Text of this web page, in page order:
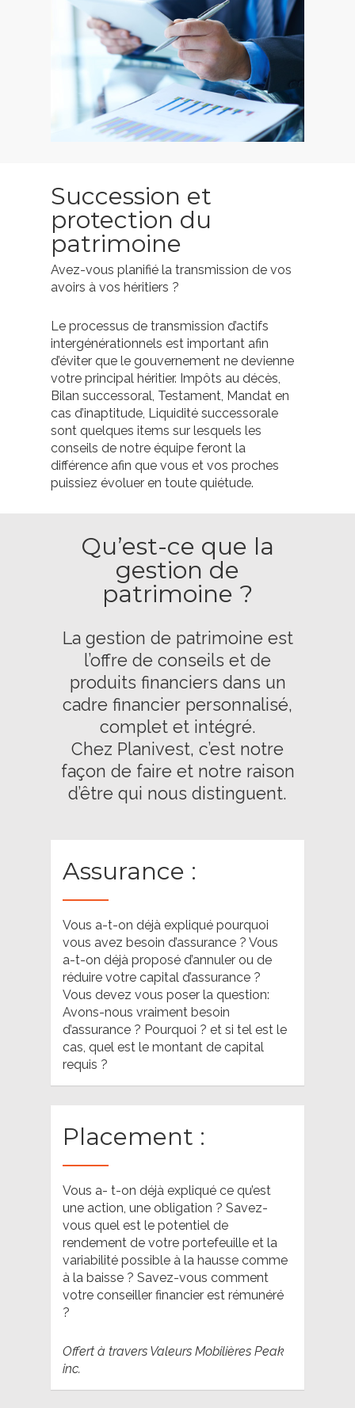
Succession et
protection du
patrimoine
Avez-vous planifié la transmission de vos
avoirs à vos héritiers ?
Le processus de transmission d’actifs
intergénérationnels est important afin
d’éviter que le gouvernement ne devienne
votre principal héritier. Impôts au décès,
Bilan successoral, Testament, Mandat en
cas d’inaptitude, Liquidité successorale
sont quelques items sur lesquels les
conseils de notre équipe feront la
différence afin que vous et vos proches
puissiez évoluer en toute quiétude.
Qu’est-ce que la
gestion de
patrimoine ?
La gestion de patrimoine est
l’offre de conseils et de
produits financiers dans un
cadre financier personnalisé,
complet et intégré.
Chez Planivest, c’est notre
façon de faire et notre raison
d’être qui nous distinguent.
Assurance :
Vous a-t-on déjà expliqué pourquoi
vous avez besoin d’assurance ? Vous
a-t-on déjà proposé d’annuler ou de
réduire votre capital d’assurance ?
Vous devez vous poser la question:
Avons-nous vraiment besoin
d’assurance ? Pourquoi ? et si tel est le
cas, quel est le montant de capital
requis ?
Placement :
Vous a- t-on déjà expliqué ce qu’est
une action, une obligation ? Savez-
vous quel est le potentiel de
rendement de votre portefeuille et la
variabilité possible à la hausse comme
à la baisse ? Savez-vous comment
votre conseiller financier est rémunéré
?
Offert à travers Valeurs Mobilières Peak
inc.